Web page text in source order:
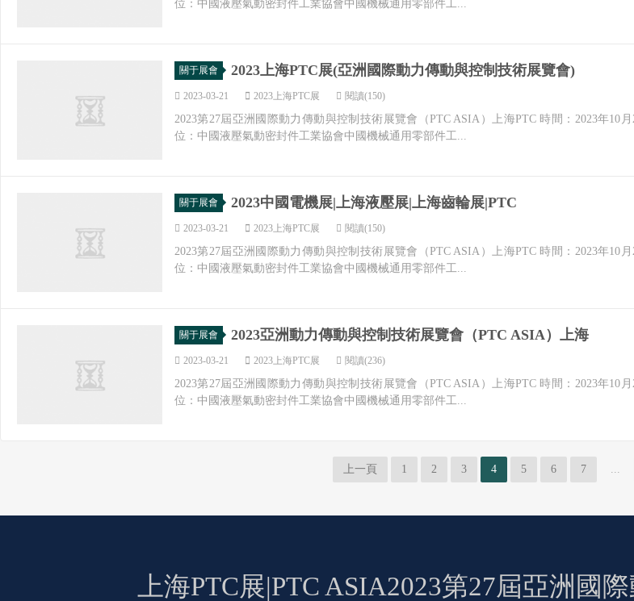
位：中國液壓氣動密封件工業協會中國機械通用零部件工...
關于展會 2023上海PTC展(亞洲國際動力傳動與控制技術展覽會)
2023-03-21 2023上海PTC展 閱讀(150)
2023第27屆亞洲國際動力傳動與控制技術展覽會（PTC ASIA）上海PTC 時間：2023年
位：中國液壓氣動密封件工業協會中國機械通用零部件工...
關于展會 2023中國電機展|上海液壓展|上海齒輪展|PTC
2023-03-21 2023上海PTC展 閱讀(150)
2023第27屆亞洲國際動力傳動與控制技術展覽會（PTC ASIA）上海PTC 時間：2023年10
位：中國液壓氣動密封件工業協會中國機械通用零部件工...
關于展會 2023亞洲動力傳動與控制技術展覽會（PTC ASIA）上海
2023-03-21 2023上海PTC展 閱讀(236)
2023第27屆亞洲國際動力傳動與控制技術展覽會（PTC ASIA）上海PTC 時間：2023年10
位：中國液壓氣動密封件工業協會中國機械通用零部件工...
上一頁 1 2 3 4 5 6 7
上海PTC展|PTC ASIA2023第27屆亞洲國